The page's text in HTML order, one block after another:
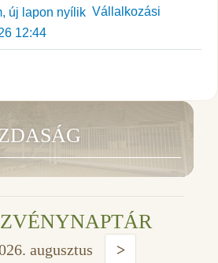
Vállalkozási
12:44
augusztus >